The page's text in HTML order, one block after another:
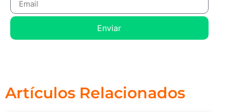
Enviar
Artículos Relacionados